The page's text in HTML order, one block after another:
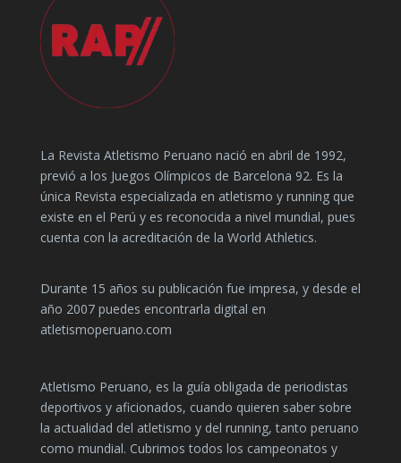
La Revista Atletismo Peruano nació en abril de 1992,
previó a los Juegos Olímpicos de Barcelona 92. Es la
única Revista especializada en atletismo y running que
existe en el Perú y es reconocida a nivel mundial, pues
cuenta con la acreditación de la World Athletics.
Durante 15 años su publicación fue impresa, y desde el
año 2007 puedes encontrarla digital en
atletismoperuano.com
Atletismo Peruano, es la guía obligada de periodistas
deportivos y aficionados, cuando quieren saber sobre
la actualidad del atletismo y del running, tanto peruano
como mundial. Cubrimos todos los campeonatos y